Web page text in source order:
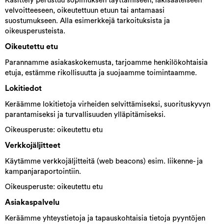
velvoitteeseen, oikeutettuun etuun tai antamaasi
suostumukseen. Alla esimerkkejä tarkoituksista ja
oikeusperusteista.
Oikeutettu etu
Parannamme asiakaskokemusta, tarjoamme henkilökohtaisia
etuja, estämme rikollisuutta ja suojaamme toimintaamme.
Lokitiedot
Keräämme lokitietoja virheiden selvittämiseksi, suorituskyvyn
parantamiseksi ja turvallisuuden ylläpitämiseksi.
Oikeusperuste: oikeutettu etu
Verkkojäljitteet
Käytämme verkkojäljitteitä (web beacons) esim. liikenne- ja
kampanjaraportointiin.
Oikeusperuste: oikeutettu etu
Asiakaspalvelu
Keräämme yhteystietoja ja tapauskohtaisia tietoja pyyntöjen